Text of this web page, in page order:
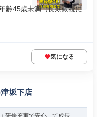
齢45歳未満（長期勤続に
気になる
坂下店
研修充実で安心して成長